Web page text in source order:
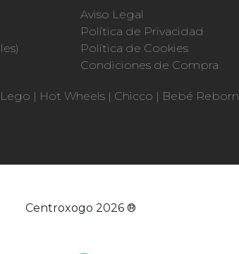
Aviso Legal
Política de Privacidad
Política de Cookies
Condiciones de Compra
Lego | Hot Wheels | Chicco | Bebé Reborn
Centroxogo 2026 ®